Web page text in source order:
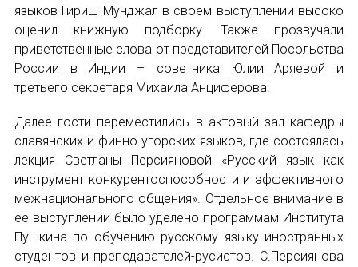
Научно-практические семинары по
Международная конференция по РКИ в
Семинар в Абу-Даби: Русский язык и
Комплексное исследование
Международный форум TERRA RUSISTICA в
«Вопросы русского языка в юридических
языков Гириш Мунджал в своем выступлении высоко
оценил книжную подборку. Также прозвучали
приветственные слова от представителей Посольства
России в Индии – советника Юлии Аряевой и
третьего секретаря Михаила Анциферова.
Далее гости переместились в актовый зал кафедры
славянских и финно-угорских языков, где состоялась
лекция Светланы Персияновой «Русский язык как
инструмент конкурентоспособности и эффективного
межнационального общения». Отдельное внимание в
её выступлении было уделено программам Института
Пушкина по обучению русскому языку иностранных
студентов и преподавателей-русистов. С.Персиянова